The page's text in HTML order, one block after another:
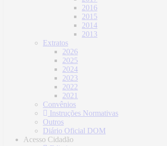
2016
2015
2014
2013
Extratos
2026
2025
2024
2023
2022
2021
Convênios
Instruções Normativas
Outros
Diário Oficial DOM
Acesso Cidadão